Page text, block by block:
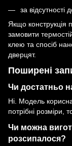
за відсутності
Якщо
замовити
клею та спосіб
дверцят.
Поширені
Чи достатньо
Ні. Модель
потрібні розміри,
Чи можна
розсипалося?